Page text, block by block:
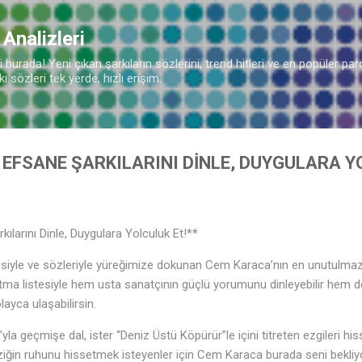
Ana içeriğe atla
Analizleri
Yeni çıkan şarkıların sözlerini, trend hitleri ve en popüler
sözleri tek yerde, hızlı erişim.
ŞARKILARINI DİNLE, DUYGULARA
Dinle, Duygulara Yolculuk Et!**
ve sözleriyle yüreğimize dokunan Cem Karaca’nın en unutulmaz
listesiyle hem usta sanatçının güçlü yorumunu dinleyebilir hem
ulaşabilirsin.
geçmişe dal, ister “Deniz Üstü Köpürür”le içini titreten ezgileri
ruhunu hissetmek isteyenler için Cem Karaca burada seni